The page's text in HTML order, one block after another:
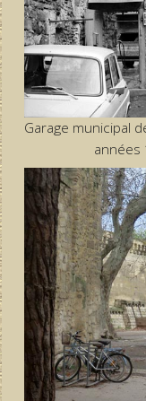
Garage municipal